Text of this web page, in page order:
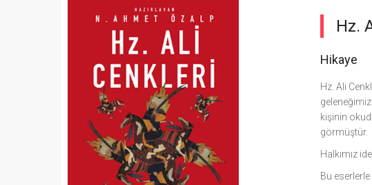
Hz.
Hikaye
Hz. Ali
kişinin
görmüştür.
Halkımız
Bu